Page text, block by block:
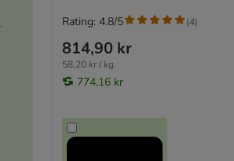
814,90 kr
58,20 kr / kg
774,16 kr
Rating: 4.8/5 (4)